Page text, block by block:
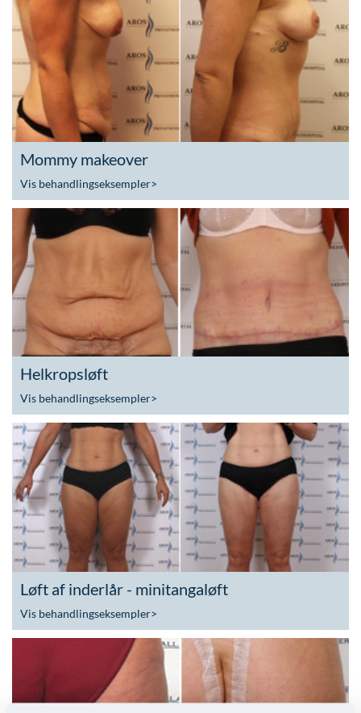
Mommy makeover
Vis behandlingseksempler>
Helkropsløft
Vis behandlingseksempler>
Løft af inderlår - minitangaløft
Vis behandlingseksempler>